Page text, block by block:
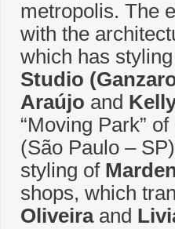
metropolis. The
with the
which has
Studio
Araújo and
“Moving Park” of
(São Paulo –
styling of
shops, which
Oliveiraand